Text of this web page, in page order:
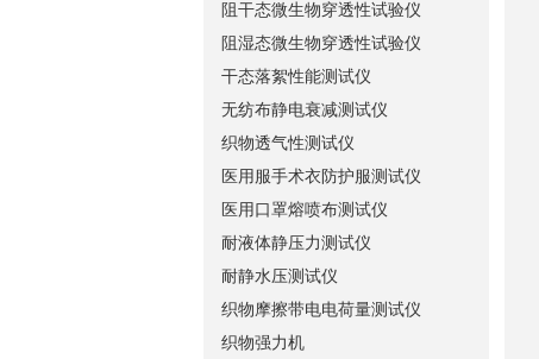
阻干态微生物穿透性试验仪
阻湿态微生物穿透性试验仪
干态落絮性能测试仪
无纺布静电衰减测试仪
织物透气性测试仪
医用服手术衣防护服测试仪
医用口罩熔喷布测试仪
耐液体静压力测试仪
耐静水压测试仪
织物摩擦带电电荷量测试仪
织物强力机